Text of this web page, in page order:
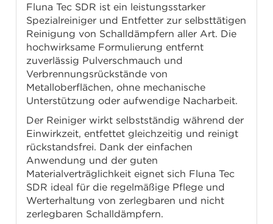
Fluna Tec SDR ist ein leistungsstarker
Spezialreiniger und Entfetter zur selbsttätigen
Reinigung von Schalldämpfern aller Art. Die
hochwirksame Formulierung entfernt
zuverlässig Pulverschmauch und
Verbrennungsrückstände von
Metalloberflächen, ohne mechanische
Unterstützung oder aufwendige Nacharbeit.
Der Reiniger wirkt selbstständig während der
Einwirkzeit, entfettet gleichzeitig und reinigt
rückstandsfrei. Dank der einfachen
Anwendung und der guten
Materialverträglichkeit eignet sich Fluna Tec
SDR ideal für die regelmäßige Pflege und
Werterhaltung von zerlegbaren und nicht
zerlegbaren Schalldämpfern.